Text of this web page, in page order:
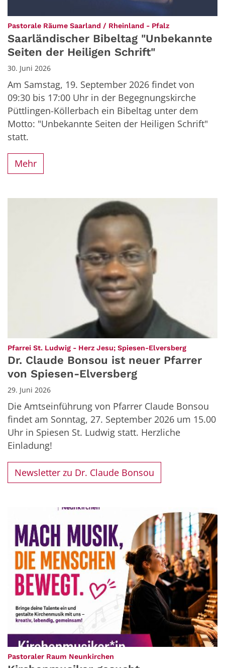
Pastorale Räume Saarland / Rheinland - Pfalz:
Saarländischer Bibeltag "Unbekannte
Seiten der Heiligen Schrift"
30. Juni 2026
Am Samstag, 19. September 2026 findet von
09:30 bis 17:00 Uhr in der Begegnungskirche
Püttlingen-Köllerbach ein Bibeltag unter dem
Motto: "Unbekannte Seiten der Heiligen Schrift"
statt.
Mehr
Pfarrei St. Ludwig - Herz Jesu; Spiesen-Elversberg:
Dr. Claude Bonsou ist neuer Pfarrer
von Spiesen-Elversberg
29. Juni 2026
Die Amtseinführung von Pfarrer Claude Bonsou
findet am Sonntag, 27. September 2026 um 15.00
Uhr in Spiesen St. Ludwig statt. Herzliche
Einladung!
Newsletter zu Dr. Claude Bonsou
Pastoraler Raum Neunkirchen